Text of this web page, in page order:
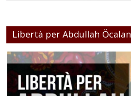
Libertà per Abdullah Öcalan